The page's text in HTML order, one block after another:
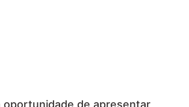
oportunidade de apresentar